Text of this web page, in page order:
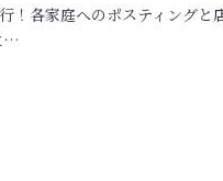
！各家庭へのポスティングと
…